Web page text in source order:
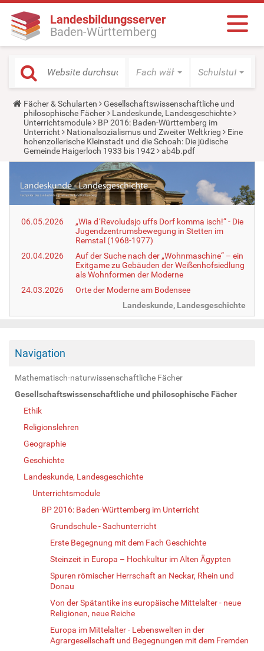
Landesbildungsserver
Baden-Württemberg
Fach wählen Schulstufe
Y
o
u
a
r
e
h
e
:
Fächer & Schularten
Gesellschaftswissenschaftliche und
philosophische Fächer
Landeskunde, Landesgeschichte
Unterrichtsmodule
BP 2016: Baden-Württemberg im
Unterricht
Nationalsozialismus und Zweiter Weltkrieg
Eine
hohenzollerische Kleinstadt und die Schoah: Die jüdische
Gemeinde Haigerloch 1933 bis 1942
ab4b.pdf
06.05.2026
„Wia d´Revoludsjo uffs Dorf komma isch!“ - Die
Jugendzentrumsbewegung in Stetten im
Remstal (1968-1977)
20.04.2026
Auf der Suche nach der „Wohnmaschine“ – ein
Exitgame zu Gebäuden der Weißenhofsiedlung
als Wohnformen der Moderne
24.03.2026
Orte der Moderne am Bodensee
Landeskunde, Landesgeschichte
Navigation
Mathematisch-naturwissenschaftliche Fächer
Gesellschaftswissenschaftliche und philosophische Fächer
Ethik
Religionslehren
Geographie
Geschichte
Landeskunde, Landesgeschichte
Unterrichtsmodule
BP 2016: Baden-Württemberg im Unterricht
Grundschule - Sachunterricht
Erste Begegnung mit dem Fach Geschichte
Steinzeit in Europa – Hochkultur im Alten Ägypten
Spuren römischer Herrschaft an Neckar, Rhein und
Donau
Von der Spätantike ins europäische Mittelalter - neue
Religionen, neue Reiche
Europa im Mittelalter - Lebenswelten in der
Agrargesellschaft und Begegnungen mit dem Fremden